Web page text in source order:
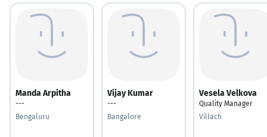
Manda Arpitha
---
Bengaluru
Vijay Kumar
---
Bangalore
Vesela Velkova
Quality Manager
Villach